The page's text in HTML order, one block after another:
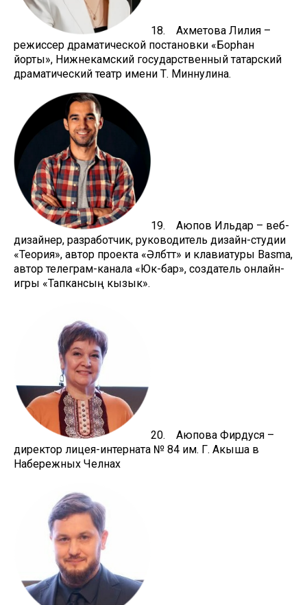
18. Ахметова Лилия –
режиссер драматической постановки «Борһан
йорты», Нижнекамский государственный татарский
драматический театр имени Т. Миннулина.
19. Аюпов Ильдар – веб-
дизайнер, разработчик, руководитель дизайн-студии
«Теория», автор проекта «Әлбәттә» и клавиатуры Basma,
автор телеграм-канала «Юк-бар», создатель онлайн-
игры «Тапкансың кызык».
20. Аюпова Фирдуся –
директор лицея-интерната № 84 им. Г. Акыша в
Набережных Челнах